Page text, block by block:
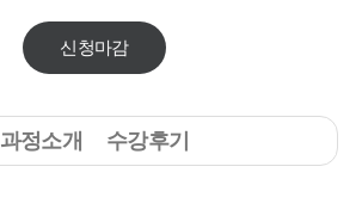
신청마감
과정소개 수강후기